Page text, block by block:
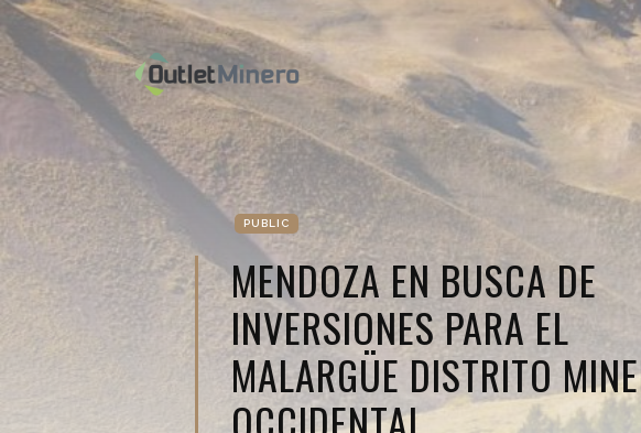
PUBLIC
MENDOZA EN BUSCA DE
INVERSIONES PARA EL
MALARGÜE DISTRITO